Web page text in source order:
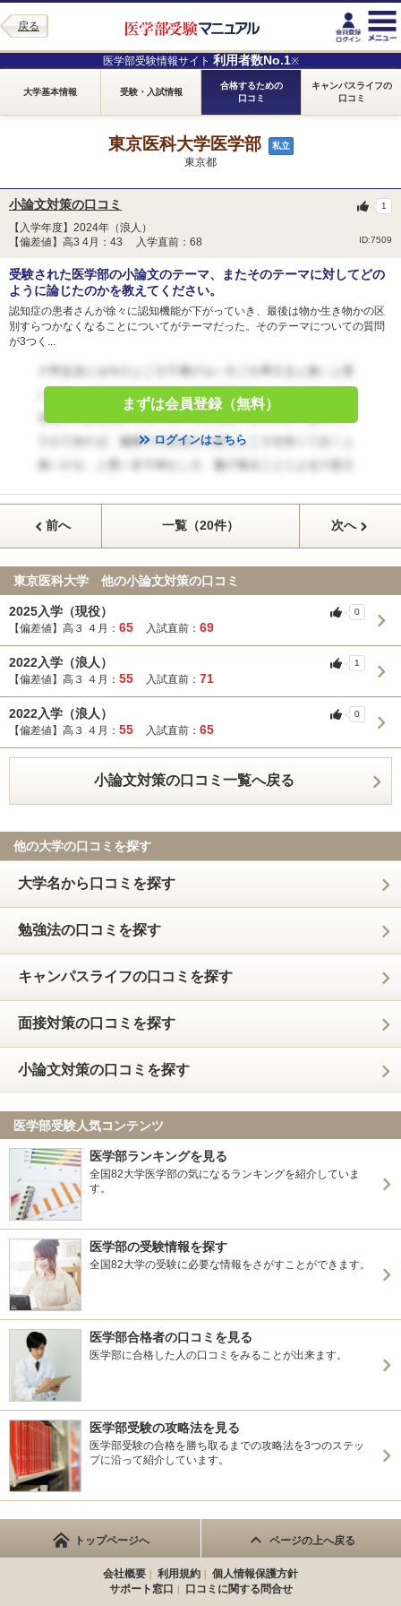
戻る
医学部受験情報サイト 利用者数No.1※
大学基本情報 受験・入試情報
合格するための
口コミ
キャンパスライフの
口コミ
東京医科大学医学部 私立
東京都
小論文対策の口コミ
【入学年度】2024年（浪人）
【偏差値】高3 4月：43 入学直前：68
ID:7509
1
受験された医学部の小論文のテーマ、またそのテーマに対してどの
ように論じたのかを教えてください。
認知症の患者さんが徐々に認知機能が下がっていき、最後は物か生き物かの区
別すらつかなくなることについてがテーマだった。そのテーマについての質問
が3つく...
まずは会員登録（無料）
ログインはこちら
前へ 一覧（20件） 次へ
東京医科大学 他の小論文対策の口コミ
2025入学（現役）
【偏差値】高３ ４月： 65 入試直前： 69
0
2022入学（浪人）
【偏差値】高３ ４月： 55 入試直前： 71
1
2022入学（浪人）
【偏差値】高３ ４月： 55 入試直前： 65
0
小論文対策の口コミ一覧へ戻る
他の大学の口コミを探す
大学名から口コミを探す
勉強法の口コミを探す
キャンパスライフの口コミを探す
面接対策の口コミを探す
小論文対策の口コミを探す
医学部受験人気コンテンツ
医学部ランキングを見る
全国82大学医学部の気になるランキングを紹介していま
す。
医学部の受験情報を探す
全国82大学の受験に必要な情報をさがすことができます。
医学部合格者の口コミを見る
医学部に合格した人の口コミをみることが出来ます。
医学部受験の攻略法を見る
医学部受験の合格を勝ち取るまでの攻略法を3つのステッ
プに沿って紹介しています。
トップページへ ページの上へ戻る
会社概要 利用規約
個人情報保護方針
サポート窓口
口コミに関する問合せ